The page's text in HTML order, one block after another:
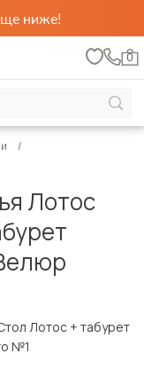
ниже!
0
Лотос